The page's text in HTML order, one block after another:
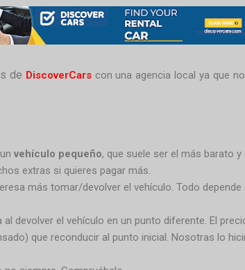
de DiscoverCars con una agencia local ya que
vehículo pequeño, que suele ser el más barato
extras si quieres pagar más.
más tomar/devolver el vehículo. Todo
devolver el vehículo en un punto diferente. El
que reconducir al punto inicial. Nosotras lo